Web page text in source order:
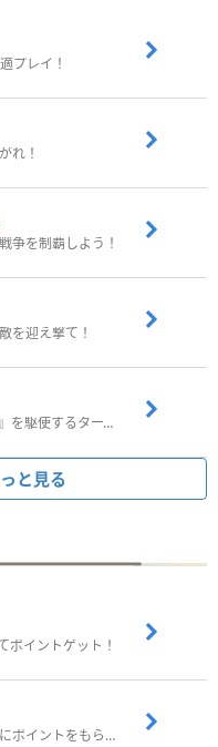
プレイ！
れ！
争を制覇しよう！
を迎え撃て！
武器の『アビリティ』と『戦神』を駆使するターン制コマンドバトルRPG！
と見る
ポイントゲット！
歩いてポイ活！日常生活でお得にポイントをもらおう